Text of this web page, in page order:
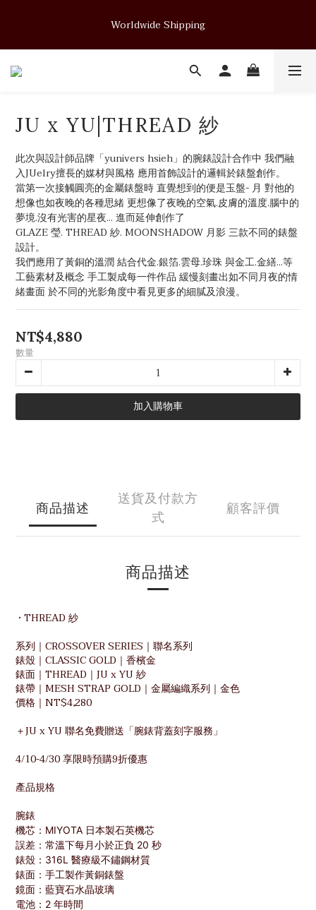
August 14, 2026 · 11:00 PM (GMT+8)
Worldwide Shipping
Soft Form - JUELRY Designed for Henry
JU x YU|THREAD 紗
此次與設計師品牌「yunivers hsieh」的腕錶設計合作中 我們融
入JUelry擅長的媒材與風格 應用首飾設計的邏輯於錶盤創作。
當第一次接觸圓亮的金屬錶盤時 直覺想到的便是玉盤- 月 對他的
想像也如夜晚的各種思緒 更想像了夜晚的空氣.皮膚的溫度.腦中的
夢境.沒有光害的星夜... 進而延伸創作了
GLAZE 瑩. THREAD 紗. MOONSHADOW 月影 三款不同的錶盤
設計。
我們應用了黃銅的溫潤 結合代金.銀箔.雲母.珍珠 與金工.金繕...等
工藝素材及概念 手工製成每一件作品 緩慢刻畫出如不同月夜的情
緒畫面 於不同的光影角度中看見更多的細膩及浪漫。
NT$4,880
數量
加入購物車
商品描述
送貨及付款方
式
顧客評價
商品描述
• THREAD 紗
系列｜CROSSOVER SERIES｜聯名系列
錶殼｜CLASSIC GOLD｜香檳金
錶面｜THREAD｜JU x YU 紗
錶帶｜MESH STRAP GOLD｜金屬編織系列｜金色
價格｜NT$4,280
＋JU x YU 聯名免費贈送「腕錶背蓋刻字服務」
4/10-4/30 享限時預購9折優惠
產品規格
腕錶
機芯：MIYOTA 日本製石英機芯
誤差：常溫下每月小於正負 20 秒
錶殼：316L 醫療級不鏽鋼材質
錶面：手工製作黃銅錶盤
鏡面：藍寶石水晶玻璃
電池：2 年時間